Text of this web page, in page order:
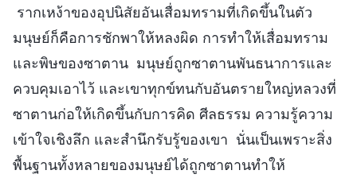
รากเหง้าของอุปนิสัยอันเสื่อมทรามที่เกิดขึ้นในตัว
มนุษย์ก็คือการชักพาให้หลงผิด การทำให้เสื่อมทราม
และพิษของซาตาน มนุษย์ถูกซาตานพันธนาการและ
ควบคุมเอาไว้ และเขาทุกข์ทนกับอันตรายใหญ่หลวงที่
ซาตานก่อให้เกิดขึ้นกับการคิด ศีลธรรม ความรู้ความ
เข้าใจเชิงลึก และสำนึกรับรู้ของเขา นั่นเป็นเพราะสิ่ง
พื้นฐานทั้งหลายของมนุษย์ได้ถูกซาตานทำให้